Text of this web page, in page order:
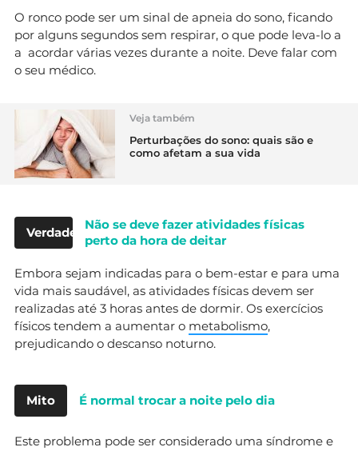
O ronco pode ser um sinal de apneia do sono, ficando
por alguns segundos sem respirar, o que pode leva-lo a
a acordar várias vezes durante a noite. Deve falar com
o seu médico.
Veja também
Perturbações do sono: quais são e
como afetam a sua vida
Verdade
Não se deve fazer atividades físicas
perto da hora de deitar
Embora sejam indicadas para o bem-estar e para uma
vida mais saudável, as atividades físicas devem ser
realizadas até 3 horas antes de dormir. Os exercícios
físicos tendem a aumentar o metabolismo,
prejudicando o descanso noturno.
Mito É normal trocar a noite pelo dia
Este problema pode ser considerado uma síndrome e